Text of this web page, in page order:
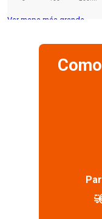
Ver mapa más grande